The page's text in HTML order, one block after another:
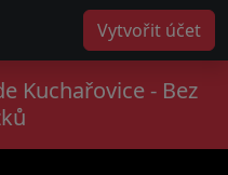
Vytvořit účet
Kuchařovice - Bez